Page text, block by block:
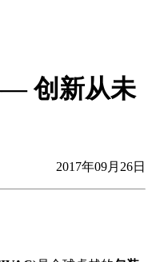
创新从未
2017年09月26日